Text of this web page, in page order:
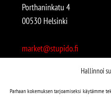
Hallinnoi
Parhaan kokemuksen tarjoamiseksi käytämme
Porthaninkatu 4
00530 Helsinki
market@stupido.fi
Avoinna: